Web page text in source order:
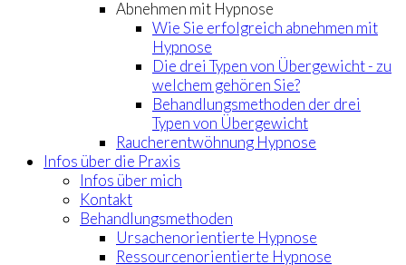
Abnehmen mit Hypnose
Wie Sie erfolgreich abnehmen mit
Hypnose
Die drei Typen von Übergewicht - zu
welchem gehören Sie?
Behandlungsmethoden der drei
Typen von Übergewicht
Raucherentwöhnung Hypnose
Infos über die Praxis
Infos über mich
Kontakt
Behandlungsmethoden
Ursachenorientierte Hypnose
Ressourcenorientierte Hypnose